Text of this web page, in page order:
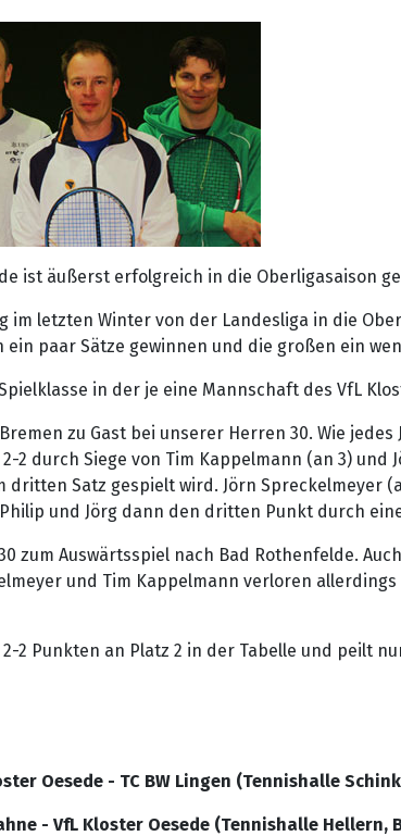
ist äußerst erfolgreich in die Oberligasaison
im letzten Winter von der Landesliga in die
paar Sätze gewinnen und die großen ein
in der je eine Mannschaft des VfL
zu Gast bei unserer Herren 30. Wie
2 durch Siege von Tim Kappelmann (an 3)
Satz gespielt wird. Jörn Spreckelmeyer
und Jörg dann den dritten Punkt durch
zum Auswärtsspiel nach Bad Rothenfelde.
und Tim Kappelmann verloren
2 Punkten an Platz 2 in der Tabelle und peilt
Oesede - TC BW Lingen (Tennishalle
- VfL Kloster Oesede (Tennishalle Hellern,